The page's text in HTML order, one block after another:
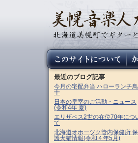
最近のブログ記事
今月の宅配弁当 ハローランチ鳥
十
日本の皇室のご活動・ニュース
(令和4年 夏)
エリザベス2世の在位70年につ
て
北海道オホーツク管内保健所 保
護犬猫情報(令和４年5月)